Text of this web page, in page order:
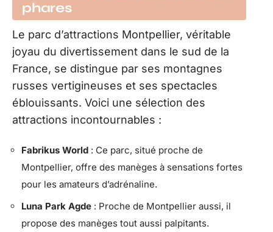
phares
Le parc d’attractions Montpellier, véritable
joyau du divertissement dans le sud de la
France, se distingue par ses montagnes
russes vertigineuses et ses spectacles
éblouissants. Voici une sélection des
attractions incontournables :
Fabrikus World : Ce parc, situé proche de
Montpellier, offre des manèges à sensations fortes
pour les amateurs d’adrénaline.
Luna Park Agde : Proche de Montpellier aussi, il
propose des manèges tout aussi palpitants.